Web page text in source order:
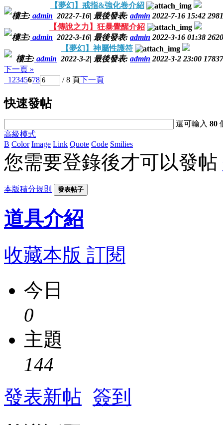
【夢幻】戒指&強化卷介紹
樓主: admin 2022-7-16| 最後發表: admin 2022-7-16 15:42
【傳說之力】狂暴覺醒介紹
樓主: admin 2022-3-16| 最後發表: admin 2022-3-16 01:38
【夢幻】神屬性護符
樓主: admin 2022-3-2| 最後發表: admin 2022-3-2 23:00 17837
下一頁 »
1 2345678 / 8 頁下一頁
快速發帖
還可輸入80
高級模式
B Color Image Link Quote Code Smilies
您需要登錄後才可以發帖
本版積分規則 發表帖子
道具介紹
收藏本版 訂閱
今日
0
主題
144
發表新帖 簽到